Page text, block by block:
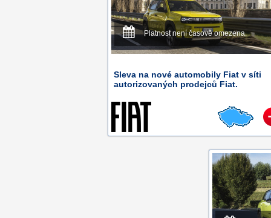
Platnost není časově omezena.
Sleva na nové automobily Fiat v síti
autorizovaných prodejců Fiat.